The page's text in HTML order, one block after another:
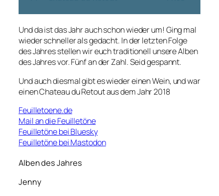
Und da ist das Jahr auch schon wieder um! Ging mal
wieder schneller als gedacht. In der letzten Folge
des Jahres stellen wir euch traditionell unsere Alben
des Jahres vor. Fünf an der Zahl. Seid gespannt.
Und auch diesmal gibt es wieder einen Wein, und war
einen Chateau du Retout aus dem Jahr 2018
Feuilletoene.de
Mail an die Feuilletöne
Feuilletöne bei Bluesky
Feuilletöne bei Mastodon
Alben des Jahres
Jenny